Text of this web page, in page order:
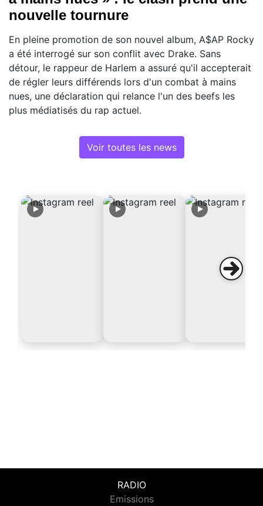
nouvelle tournure
En pleine promotion de son nouvel album, A$AP Rocky
a été interrogé sur son conflit avec Drake. Sans
détour, le rappeur de Harlem a assuré qu'il accepterait
de régler leurs différends lors d'un combat à mains
nues, une déclaration qui relance l'un des beefs les
plus médiatisés du rap actuel.
Voir toutes les news
RADIO
Emissions